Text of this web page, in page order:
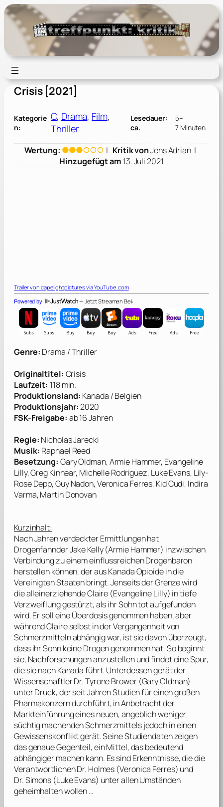
Zum
Inhalt
springen
Crisis [2021]
Kategorie
n:
C, Drama, Film
Thriller
Lesedauer:
ca.
5–
7 Minuten
Wertung: | Kritik vonJens Adrian|
Hinzugefügt am 13. Juli 2021
Trailer von capelightpicturesvia YouTube.com
Powered by — Jetzt Streamen Bei:
Genre: Drama / Thriller
Originaltitel: Crisis
Laufzeit: 118 min.
Produktionsland: Kanada / Belgien
Produktionsjahr:2020
FSK-Freigabe: ab 16 Jahren
Regie: Nicholas Jarecki
Musik: Raphael Reed
Besetzung: Gary Oldman, Armie Hammer, Evangeline
Lilly, Greg Kinnear, Michelle Rodriguez, Luke Evans, Lily-
Rose Depp, Guy Nadon, Veronica Ferres, Kid Cudi, Indira
Varma, Martin Donovan
Kurzinhalt:
Nach Jahren verdeckter Ermittlungen hat
Drogenfahnder Jake Kelly (Armie Hammer) inzwischen
Verbindung zu einem einflussreichen Drogenbaron
herstellen können, der aus Kanada Opioide in die
Vereinigten Staaten bringt. Jenseits der Grenze wird
die alleinerziehende Claire (Evangeline Lilly) in tiefe
Verzweiflung gestürzt, als ihr Sohn tot aufgefunden
wird. Er soll eine Überdosis genommen haben, aber
während Claire selbst in der Vergangenheit von
Schmerzmitteln abhängig war, ist sie davon überzeugt,
dass ihr Sohn keine Drogen genommen hat. So beginnt
sie, Nachforschungen anzustellen und findet eine Spur,
die sie nach Kanada führt. Unterdessen gerät der
Wissenschaftler Dr. Tyrone Brower (Gary Oldman)
unter Druck, der seit Jahren Studien für einen großen
Pharmakonzern durchführt, in Anbetracht der
Markteinführung eines neuen, angeblich weniger
süchtig machenden Schmerzmittels jedoch in einen
Gewissenskonflikt gerät. Seine Studiendaten zeigen
das genaue Gegenteil, ein Mittel, das bedeutend
abhängiger machen kann. Es sind Erkenntnisse, die die
Verantwortlichen Dr. Holmes (Veronica Ferres) und
Dr. Simons (Luke Evans) unter allen Umständen
geheimhalten wollen …